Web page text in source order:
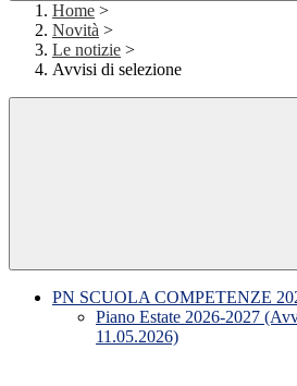
Home >
Novità >
Le notizie >
Avvisi di selezione
PN SCUOLA COMPETENZE
Piano Estate 2026-2027
11.05.2026)